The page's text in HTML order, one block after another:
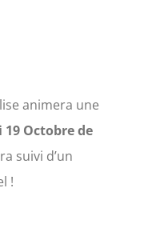
animera une
Octobre de
suivi d’un
!